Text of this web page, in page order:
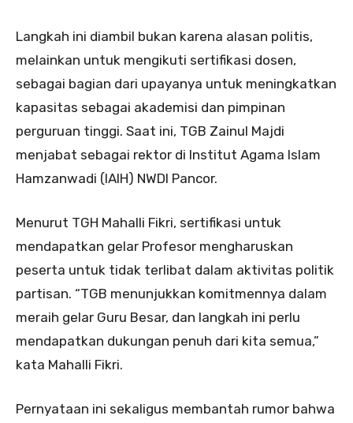
Langkah ini diambil bukan karena alasan politis,
melainkan untuk mengikuti sertifikasi dosen,
sebagai bagian dari upayanya untuk meningkatkan
kapasitas sebagai akademisi dan pimpinan
perguruan tinggi. Saat ini, TGB Zainul Majdi
menjabat sebagai rektor di Institut Agama Islam
Hamzanwadi (IAIH) NWDI Pancor.
Menurut TGH Mahalli Fikri, sertifikasi untuk
mendapatkan gelar Profesor mengharuskan
peserta untuk tidak terlibat dalam aktivitas politik
partisan. “TGB menunjukkan komitmennya dalam
meraih gelar Guru Besar, dan langkah ini perlu
mendapatkan dukungan penuh dari kita semua,”
kata Mahalli Fikri.
Pernyataan ini sekaligus membantah rumor bahwa